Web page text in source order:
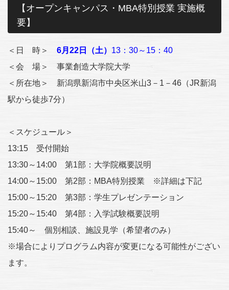
【オープンキャンパス・MBA特別授業 実施概
要】
＜日 時＞ 6月22日（土） 13：30～15：40
＜会 場＞ 事業創造大学院大学
＜所在地＞ 新潟県新潟市中央区米山3－1－46（JR新潟
駅から徒歩7分）
＜スケジュール＞
13:15 受付開始
13:30～14:00 第1部：大学院概要説明
14:00～15:00 第2部：MBA特別授業 ※詳細は下記
15:00～15:20 第3部：学生プレゼンテーション
15:20～15:40 第4部：入学試験概要説明
15:40～ 個別相談、施設見学（希望者のみ）
※場合によりプログラム内容が変更になる可能性がござい
ます。